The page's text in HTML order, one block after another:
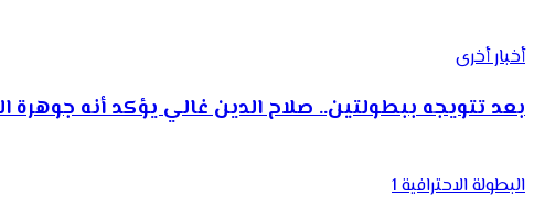
أخبار أخرى
بعد تتويجه ببطولتين.. صلاح الدين غالي يؤكد أنه
البطولة الاحترافية 1